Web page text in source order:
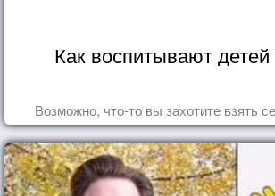
Как воспитывают детей
Возможно, что-то вы захотите взять